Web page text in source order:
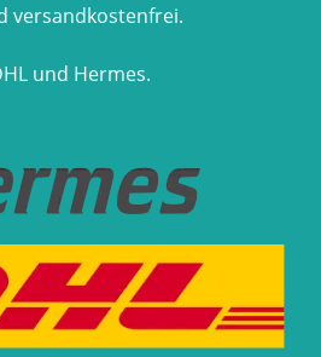
versandkostenfrei.
und Hermes.